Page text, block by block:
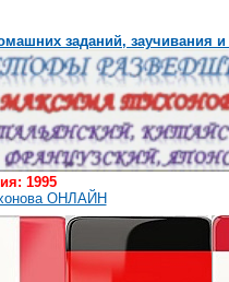
заданий, заучивания и
1995
ОНЛАЙН